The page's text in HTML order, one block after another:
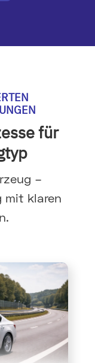
für
–
mit klaren